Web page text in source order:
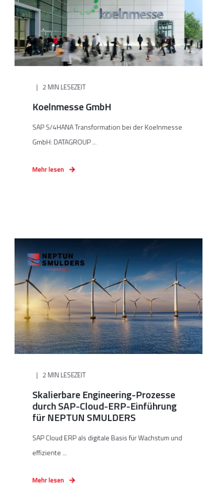
2 MIN LESEZEIT
Koelnmesse GmbH
SAP S/4HANA Transformation bei der Koelnmesse
GmbH: DATAGROUP ...
Mehr lesen
2 MIN LESEZEIT
Skalierbare Engineering-Prozesse
durch SAP-Cloud-ERP-Einführung
für NEPTUN SMULDERS
SAP Cloud ERP als digitale Basis für Wachstum und
effiziente ...
Mehr lesen